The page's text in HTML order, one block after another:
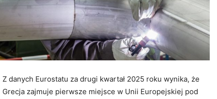
Z danych Eurostatu za drugi kwartał 2025 roku wynika, że
Grecja zajmuje pierwsze miejsce w Unii Europejskiej pod